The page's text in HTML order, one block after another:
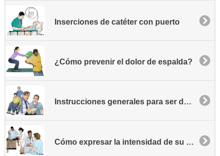
Inserciones de catéter con puerto
¿Cómo prevenir el dolor de espalda?
Instrucciones generales para ser dado de alta
Cómo expresar la intensidad de su dolor